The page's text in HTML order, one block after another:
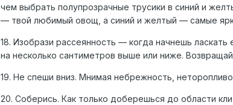
чем выбрать полупрозрачные трусики в синий и
— твой любимый овощ, а синий и желтый — самые
18. Изобрази рассеянность — когда начнешь
на несколько сантиметров выше или ниже.
19. Не спеши вниз. Мнимая небрежность,
20. Соберись. Как только доберешься до области